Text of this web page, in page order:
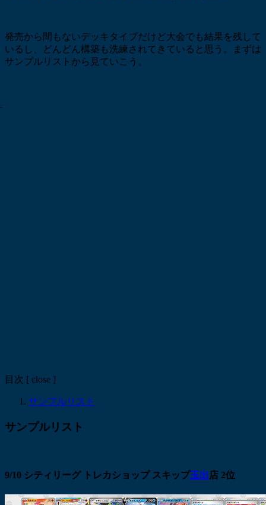
発売から間もないデッキタイプだけど大会でも結果を残して
いるし、どんどん構築も洗練されてきていると思う。まずは
サンプルリストから見ていこう。
目次 [ close ]
サンプルリスト
サンプルリスト
9/10 シティリーグ トレカショップ スキップ玉出 店 2位